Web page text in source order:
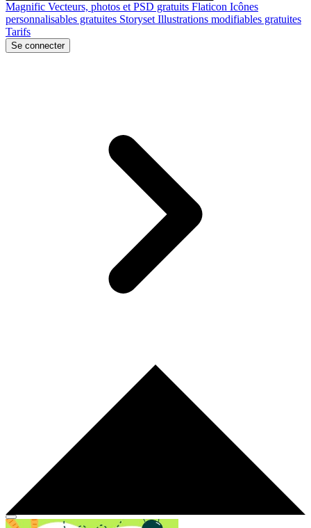
Magnific Vecteurs, photos et PSD gratuits Flaticon Icônes
personnalisables gratuites Storyset Illustrations modifiables gratuites
Tarifs
Se connecter